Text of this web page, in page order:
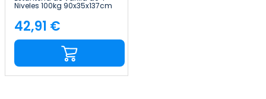
Niveles 100kg 90x35x137cm
Thinia Home
Precio
42,91 €